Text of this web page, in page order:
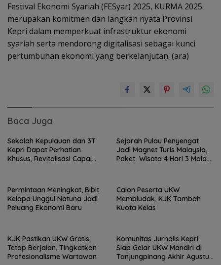
Festival Ekonomi Syariah (FESyar) 2025, KURMA 2025
merupakan komitmen dan langkah nyata Provinsi
Kepri dalam memperkuat infrastruktur ekonomi
syariah serta mendorong digitalisasi sebagai kunci
pertumbuhan ekonomi yang berkelanjutan. (ara)
Baca Juga
Sekolah Kepulauan dan 3T
Kepri Dapat Perhatian
Khusus, Revitalisasi Capai
Sejarah Pulau Penyengat
Jadi Magnet Turis Malaysia,
Paket Wisata 4 Hari 3 Malam
Permintaan Meningkat, Bibit
Kelapa Unggul Natuna Jadi
Peluang Ekonomi Baru
Calon Peserta UKW
Membludak, KJK Tambah
Kuota Kelas
KJK Pastikan UKW Gratis
Tetap Berjalan, Tingkatkan
Profesionalisme Wartawan
Komunitas Jurnalis Kepri
Siap Gelar UKW Mandiri di
Tanjungpinang Akhir Agustus